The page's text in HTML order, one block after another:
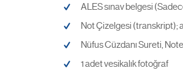
ALES sınav belgesi
Not Çizelgesi (transkript);
Nüfus Cüzdanı Sureti,
1 adet vesikalık fotoğraf